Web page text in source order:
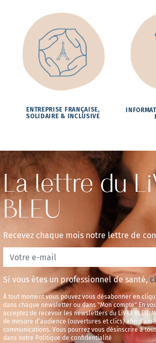
ENTREPRISE FRANÇAISE,
SOLIDAIRE & INCLUSIVE
La lettre du
BLEU
Recevez chaque mois notre lettre de
Si vous êtes un professionnel de santé,
À tout moment vous pouvez vous désabonner en
dans chaque newsletter ou dans "Mon compte" En
acceptez de recevoir les newsletters du LiVRE BLEU.
de mesure d’audience (ouvertures et clics) afin
communications. Vous pourrez vous désinscrire à
dans notre Politique de confidentialité